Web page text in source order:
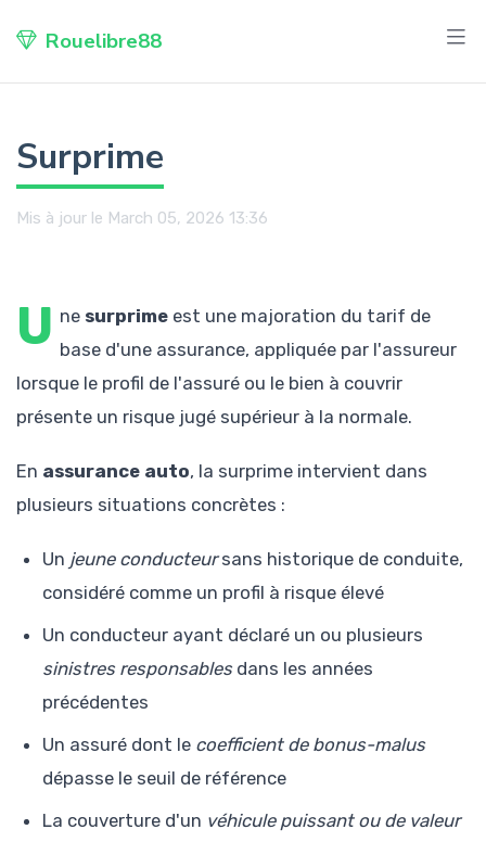
Rouelibre88
Surprime
Mis à jour le March 05, 2026 13:36
U ne surprime est une majoration du tarif de
base d'une assurance, appliquée par l'assureur
lorsque le profil de l'assuré ou le bien à couvrir
présente un risque jugé supérieur à la normale.
En assurance auto, la surprime intervient dans
plusieurs situations concrètes :
Un jeune conducteursans historique de conduite,
considéré comme un profil à risque élevé
Un conducteur ayant déclaré un ou plusieurs
sinistres responsablesdans les années
précédentes
Un assuré dont le coefficient de bonus-malus
dépasse le seuil de référence
La couverture d'un véhicule puissant ou de valeur